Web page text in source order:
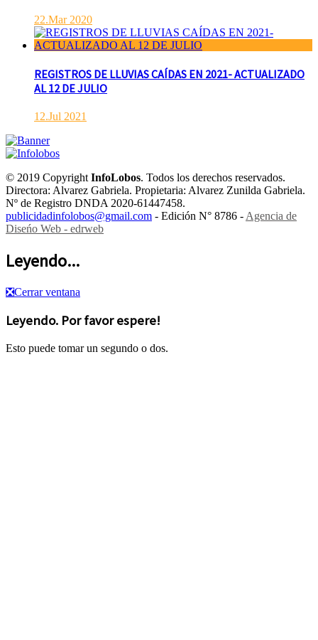
22.Mar 2020
REGISTROS DE LLUVIAS CAÍDAS EN 2021- ACTUALIZADO
AL 12 DE JULIO
12.Jul 2021
© 2019 CopyrightInfoLobos. Todos los derechos reservados.
Directora: Alvarez Gabriela. Propietaria: Alvarez Zunilda Gabriela.
Nº de Registro DNDA 2020-61447458.
publicidadinfolobos@gmail.com - Edición N° 8786 -Agencia de
Diseńo Web - edrweb
Leyendo...
❎Cerrar ventana
Leyendo. Por favor espere!
Esto puede tomar un segundo o dos.